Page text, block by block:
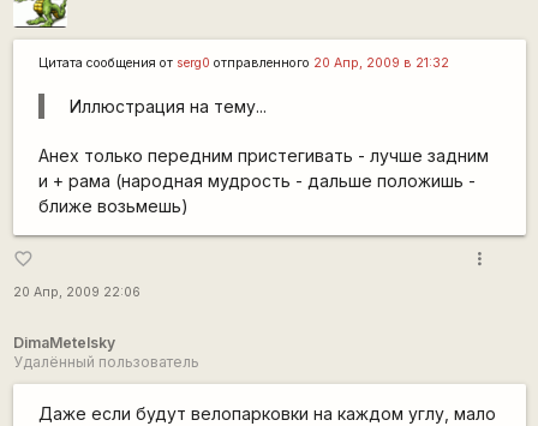
Цитата сообщения от serg0 отправленного 20 Апр, 2009 в 21:32
Иллюстрация на тему...
Анех только передним пристегивать - лучше задним
и + рама (народная мудрость - дальше положишь -
ближе возьмешь)
favorite_border
20 Апр, 2009 22:06
more_vert
DimaMetelsky
Удалённый пользователь
Даже если будут велопарковки на каждом углу, мало